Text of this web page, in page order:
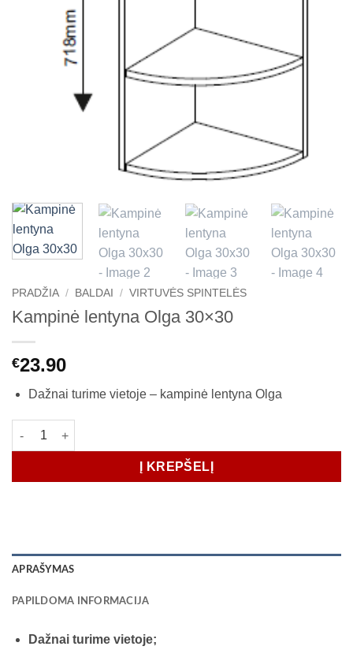
PRADŽIA / BALDAI / VIRTUVĖS SPINTELĖS
Kampinė lentyna Olga 30×30
€23.90
Dažnai turime vietoje – kampinė lentyna Olga
produkto kiekis: Kampinė lentyna Olga 30x30
Į KREPŠELĮ
APRAŠYMAS
PAPILDOMA INFORMACIJA
Dažnai turime vietoje;